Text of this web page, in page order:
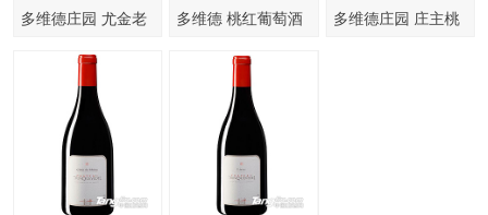
多维德庄园 尤金老
多维德 桃红葡萄酒
多维德庄园 庄主桃